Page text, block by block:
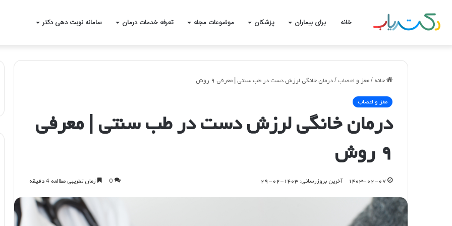
خانه برای بیماران پزشکان موضوعات مجله تعرفه خدمات درمان سامانه نوبت دهی دکتر
خانه /مغز و اعصاب/درمان خانگی لرزش دست در طب سنتی | معرفی ۹ روش
مغز و اعصاب
درمان خانگی لرزش دست در طب سنتی | معرفی
۹ روش
۱۴۰۳-۰۲-۰۷ آخرین بروزرسانی: ۱۴۰۳-۰۲-۲۹ 0 زمان تقریبی مطالعه 4 دقیقه